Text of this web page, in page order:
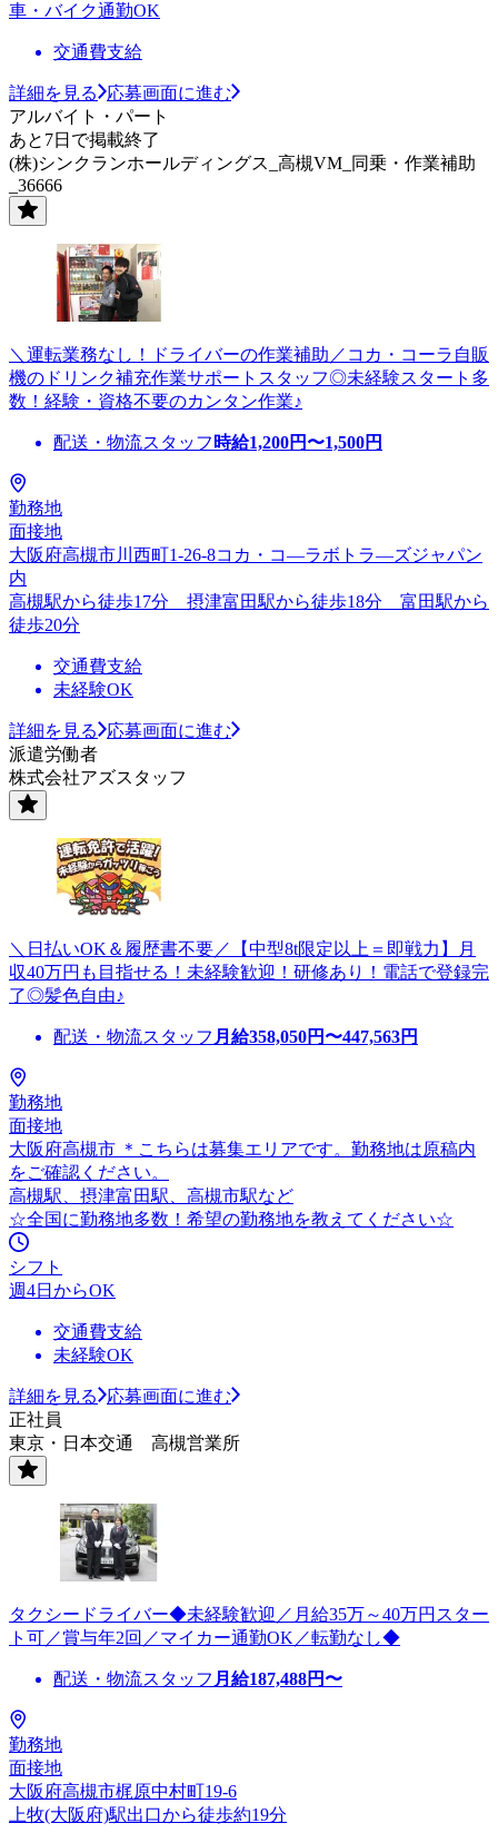
車・バイク通勤OK
交通費支給
詳細を見る
応募画面に進む
アルバイト・パート
あと7日で掲載終了
(株)シンクランホールディングス_高槻VM_同乗・作業補助
_36666
＼運転業務なし！ドライバーの作業補助／コカ・コーラ自販
機のドリンク補充作業サポートスタッフ◎未経験スタート多
数！経験・資格不要のカンタン作業♪
配送・物流スタッフ 時給1,200円〜1,500円
勤務地
面接地
大阪府高槻市川西町1-26-8コカ・コ―ラボトラ―ズジャパン
内
高槻駅から徒歩17分 摂津富田駅から徒歩18分 富田駅から
徒歩20分
交通費支給
未経験OK
詳細を見る
応募画面に進む
派遣労働者
株式会社アズスタッフ
＼日払いOK＆履歴書不要／【中型8t限定以上＝即戦力】月
収40万円も目指せる！未経験歓迎！研修あり！電話で登録完
了◎髪色自由♪
配送・物流スタッフ 月給358,050円〜447,563円
勤務地
面接地
大阪府高槻市 ＊こちらは募集エリアです。勤務地は原稿内
をご確認ください。
高槻駅、摂津富田駅、高槻市駅など
☆全国に勤務地多数！希望の勤務地を教えてください☆
シフト
週4日からOK
交通費支給
未経験OK
詳細を見る
応募画面に進む
正社員
東京・日本交通 高槻営業所
タクシードライバー◆未経験歓迎／月給35万～40万円スター
ト可／賞与年2回／マイカー通勤OK／転勤なし◆
配送・物流スタッフ 月給187,488円〜
勤務地
面接地
大阪府高槻市梶原中村町19-6
上牧(大阪府)駅出口から徒歩約19分